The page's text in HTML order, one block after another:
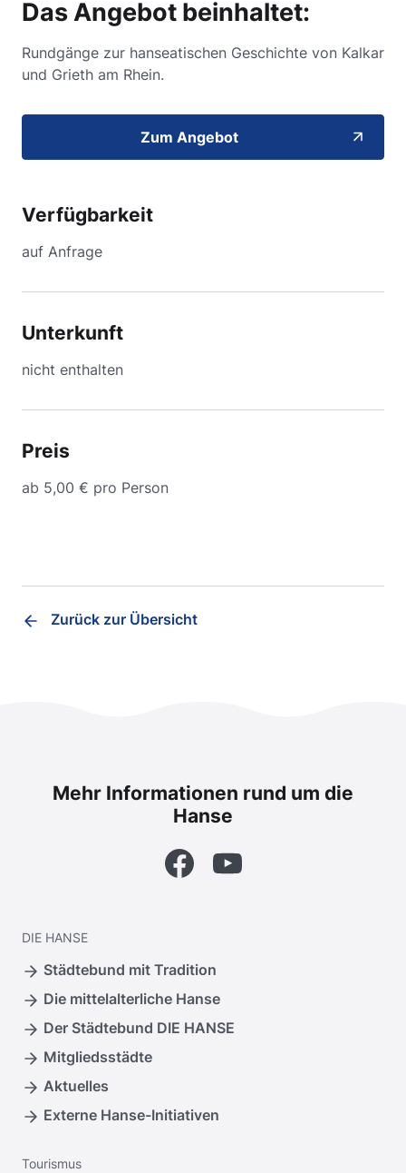
Das Angebot beinhaltet:
Rundgänge zur hanseatischen Geschichte von Kalkar
und Grieth am Rhein.
Zum Angebot
Verfügbarkeit
auf Anfrage
Unterkunft
nicht enthalten
Preis
ab 5,00 € pro Person
Zurück zur Übersicht
Mehr Informationen rund um die
Hanse
FacebookYouTube
DIE HANSE
Städtebund mit Tradition
Die mittelalterliche Hanse
Der Städtebund DIE HANSE
Mitgliedsstädte
Aktuelles
Externe Hanse-Initiativen
Tourismus